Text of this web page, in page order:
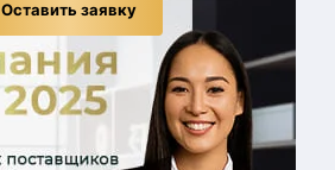
Оставить заявку